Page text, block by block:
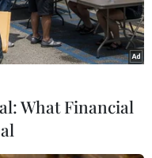
What Financial